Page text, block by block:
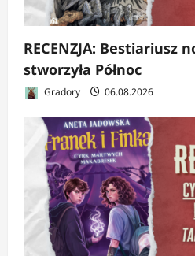
RECENZJA: Bestiariusz
stworzyła Północ
Gradory 06.08.2026